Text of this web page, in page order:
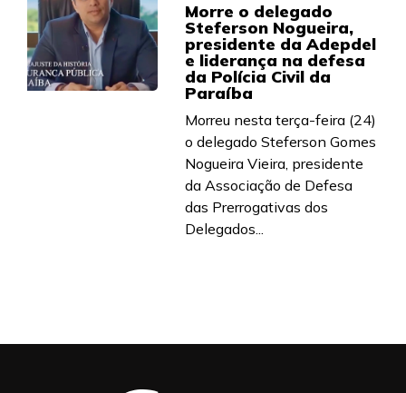
Morre o delegado
Steferson Nogueira,
presidente da Adepdel
e liderança na defesa
da Polícia Civil da
Paraíba
Morreu nesta terça-feira (24)
o delegado Steferson Gomes
Nogueira Vieira, presidente
da Associação de Defesa
das Prerrogativas dos
Delegados...